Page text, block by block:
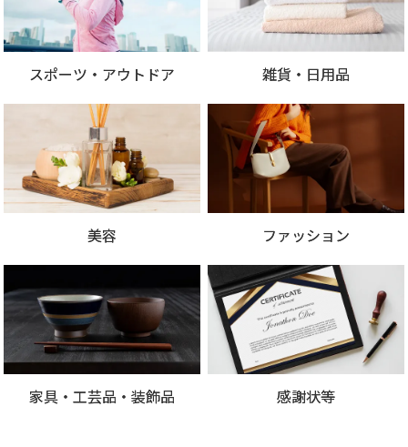
スポーツ・アウトドア 雑貨・日用品
美容 ファッション
家具・工芸品・装飾品 感謝状等